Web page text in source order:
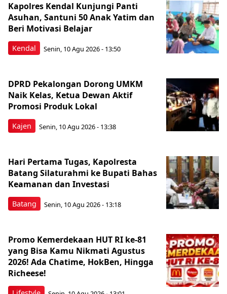
Kendal
Kapolres Kendal Kunjungi Panti
Asuhan, Santuni 50 Anak Yatim dan
Beri Motivasi Belajar
Senin, 10 Agu 2026 - 13:50
Kajen
DPRD Pekalongan Dorong UMKM
Naik Kelas, Ketua Dewan Aktif
Promosi Produk Lokal
Senin, 10 Agu 2026 - 13:38
Batang
Hari Pertama Tugas, Kapolresta
Batang Silaturahmi ke Bupati Bahas
Keamanan dan Investasi
Senin, 10 Agu 2026 - 13:18
Promo Kemerdekaan HUT RI ke-81
yang Bisa Kamu Nikmati Agustus
2026! Ada Chatime, HokBen, Hingga
Richeese!